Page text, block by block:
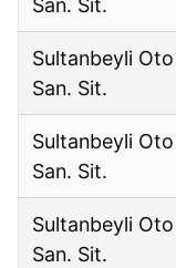
San. Sit.
Sultanbeyli Oto
San. Sit.
Sultanbeyli Oto
San. Sit.
Sultanbeyli Oto
San. Sit.